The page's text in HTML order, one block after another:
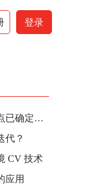
登录
国土空间监测网络建设试点已确定，构建国土空间规划模型体系，促进智慧空间治理产业发展
代？
CV 技术
应用